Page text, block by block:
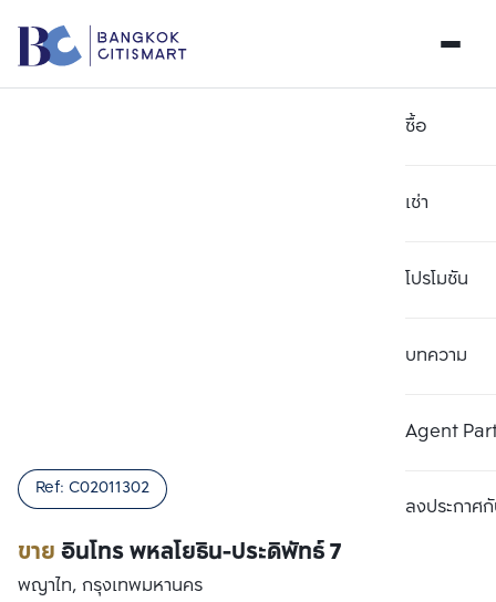
ซื้อ
เช่า
โปรโมชัน
บทความ
Agent
ลงประกาศกั
ขายอินโทร พหลโยธิน-ประดิพัทธ์ 7
Ref: C02011302
พญาไท, กรุงเทพมหานคร
เปรียบเทียบ